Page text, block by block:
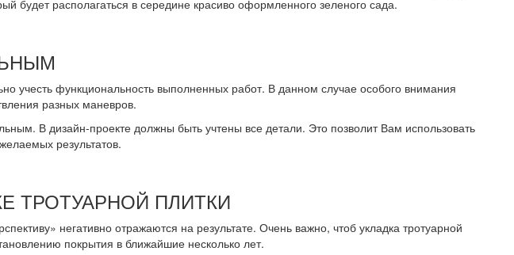
будет располагаться в середине красиво оформленного зеленого сада.
учесть функциональность выполненных работ. В данном случае особого внимания
разных маневров.
В дизайн-проекте должны быть учтены все детали. Это позволит Вам использовать
результатов.
ТРОТУАРНОЙ ПЛИТКИ
негативно отражаются на результате. Очень важно, чтоб укладка тротуарной
покрытия в ближайшие несколько лет.